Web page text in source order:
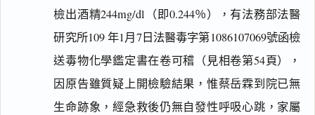
檢出酒精244mg/dl（即0.244％），有法務部法醫
研究所109 年1月7日法醫毒字第1086107069號函檢
送毒物化學鑑定書在卷可稽（見相卷第54頁），
因原告雖質疑上開檢驗結果，惟蔡岳霖到院已無
生命跡象，經急救後仍無自發性呼吸心跳，家屬